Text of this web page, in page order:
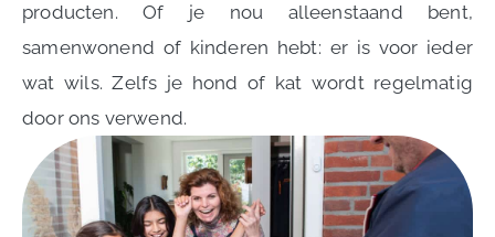
producten. Of je nou alleenstaand bent,
samenwonend of kinderen hebt: er is voor ieder
wat wils. Zelfs je hond of kat wordt regelmatig
door ons verwend.